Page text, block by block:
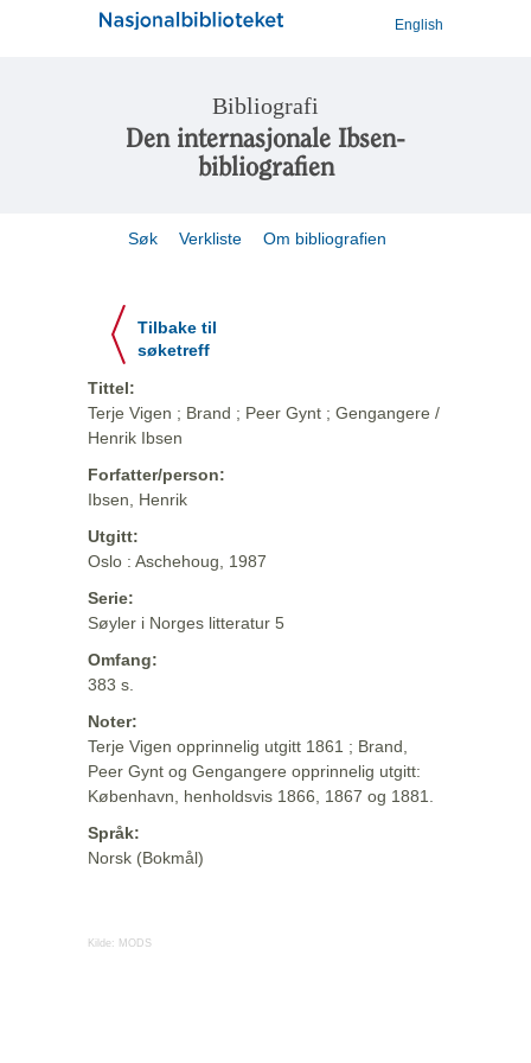
English
Bibliografi
Den internasjonale Ibsen-
bibliografien
Søk Verkliste Om bibliografien
Tilbake til
søketreff
Tittel:
Terje Vigen ; Brand ; Peer Gynt ; Gengangere /
Henrik Ibsen
Forfatter/person:
Ibsen, Henrik
Utgitt:
Oslo : Aschehoug, 1987
Serie:
Søyler i Norges litteratur 5
Omfang:
383 s.
Noter:
Terje Vigen opprinnelig utgitt 1861 ; Brand,
Peer Gynt og Gengangere opprinnelig utgitt:
København, henholdsvis 1866, 1867 og 1881.
Språk:
Norsk (Bokmål)
Kilde: MODS